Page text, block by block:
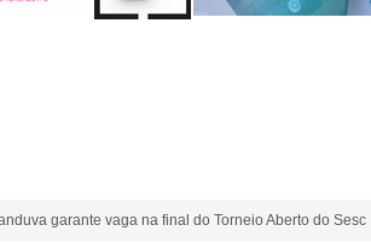
garante vaga na final do Torneio Aberto do Sesc